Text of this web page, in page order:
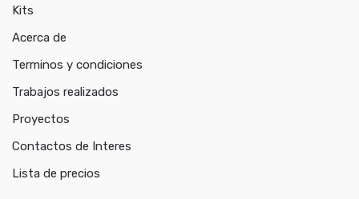
Kits
Acerca de
Terminos y condiciones
Trabajos realizados
Proyectos
Contactos de Interes
Lista de precios